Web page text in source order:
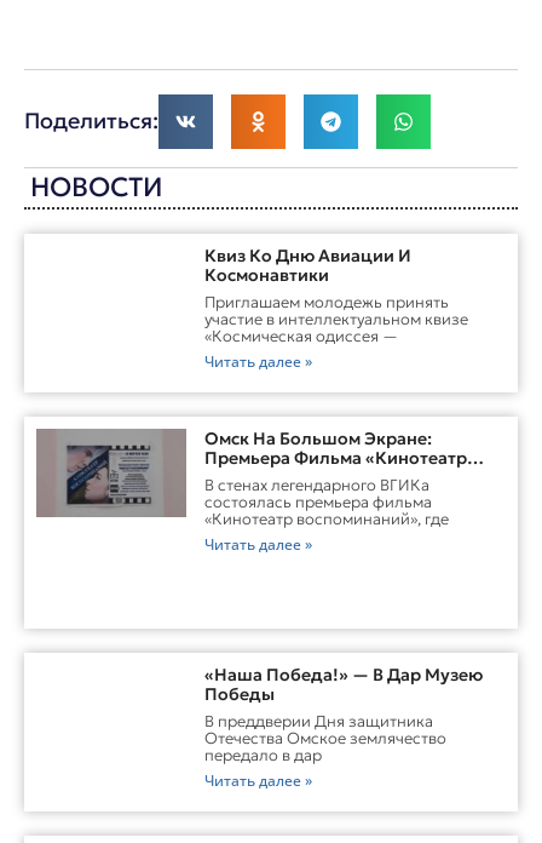
Поделиться:
НОВОСТИ
Квиз Ко Дню Авиации И
Космонавтики
Приглашаем молодежь принять
участие в интеллектуальном квизе
«Космическая одиссея —
Читать далее »
Омск На Большом Экране:
Премьера Фильма «Кинотеатр
Воспоминаний»
В стенах легендарного ВГИКа
состоялась премьера фильма
«Кинотеатр воспоминаний», где
Читать далее »
«Наша Победа!» — В Дар Музею
Победы
В преддверии Дня защитника
Отечества Омское землячество
передало в дар
Читать далее »